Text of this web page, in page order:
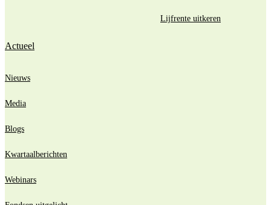
Lijfrente uitkeren
Actueel
Nieuws
Media
Blogs
Kwartaalberichten
Webinars